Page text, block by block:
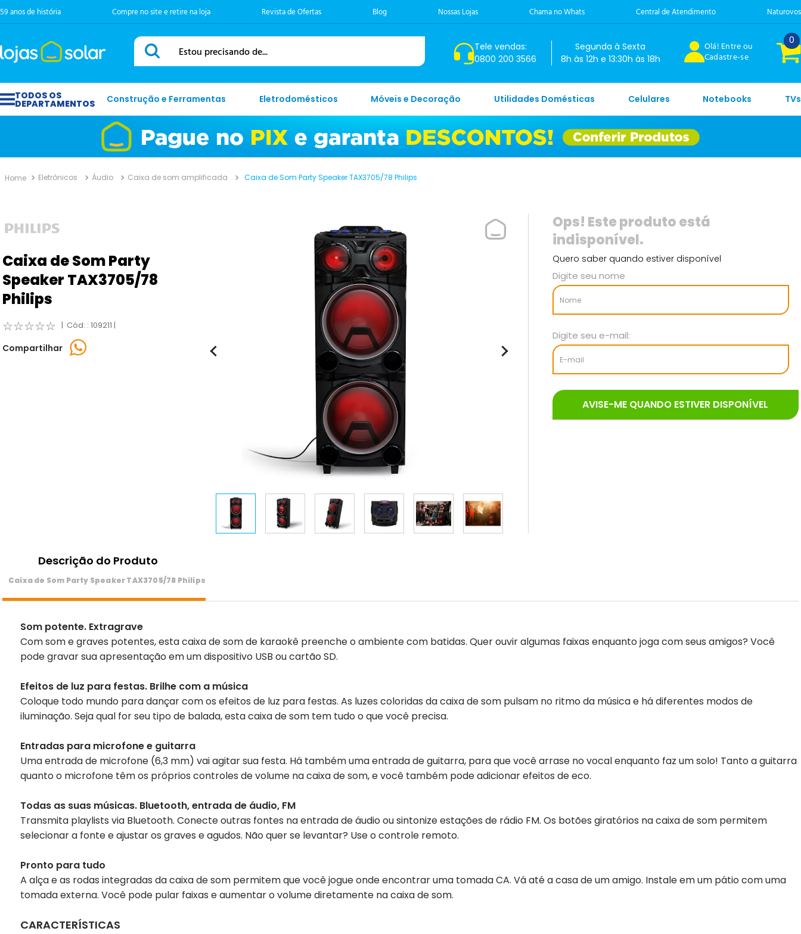
59 anos de história Compre no site e retire na loja Revista de Ofertas Blog Nossas Lojas Chama no Whats Central de Atendimento Naturovos
Estou precisando de...
Tele vendas:
0800 200 3566
Segunda à Sexta
8h às 12h e 13:30h às 18h
Olá! Entre ou
Cadastre-se
0
Construção e Ferramentas Eletrodomésticos Móveis e Decoração Utilidades Domésticas Celulares Notebooks TVs
Eletrônicos Áudio Caixa de som amplificada Caixa de Som Party Speaker TAX3705/78 Philips
Caixa de Som Party
Speaker TAX3705/78
Philips
☆☆☆☆☆ : 109211
Compartilhar
Quero saber quando estiver disponível
Descrição do Produto
Caixa de Som Party Speaker TAX3705/78 Philips
Som potente. Extragrave
Com som e graves potentes, esta caixa de som de karaokê preenche o ambiente com batidas. Quer ouvir algumas faixas enquanto joga com seus amigos? Você
pode gravar sua apresentação em um dispositivo USB ou cartão SD.
Efeitos de luz para festas. Brilhe com a música
Coloque todo mundo para dançar com os efeitos de luz para festas. As luzes coloridas da caixa de som pulsam no ritmo da música e há diferentes modos de
iluminação. Seja qual for seu tipo de balada, esta caixa de som tem tudo o que você precisa.
Entradas para microfone e guitarra
Uma entrada de microfone (6,3 mm) vai agitar sua festa. Há também uma entrada de guitarra, para que você arrase no vocal enquanto faz um solo! Tanto a guitarra
quanto o microfone têm os próprios controles de volume na caixa de som, e você também pode adicionar efeitos de eco.
Todas as suas músicas. Bluetooth, entrada de áudio, FM
Transmita playlists via Bluetooth. Conecte outras fontes na entrada de áudio ou sintonize estações de rádio FM. Os botões giratórios na caixa de som permitem
selecionar a fonte e ajustar os graves e agudos. Não quer se levantar? Use o controle remoto.
Pronto para tudo
A alça e as rodas integradas da caixa de som permitem que você jogue onde encontrar uma tomada CA. Vá até a casa de um amigo. Instale em um pátio com uma
tomada externa. Você pode pular faixas e aumentar o volume diretamente na caixa de som.
CARACTERÍSTICAS